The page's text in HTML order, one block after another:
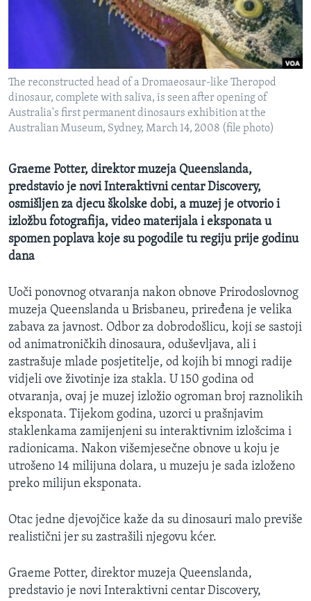
MAGAZIN
Learning English
PRATITE NAS
Jezici
The reconstructed head of a Dromaeosaur-like Theropod
dinosaur, complete with saliva, is seen after opening of
Australia's first permanent dinosaurs exhibition at the
Australian Museum, Sydney, March 14, 2008 (file photo)
Graeme Potter, direktor muzeja Queenslanda,
predstavio je novi Interaktivni centar Discovery,
osmišljen za djecu školske dobi, a muzej je otvorio i
izložbu fotografija, video materijala i eksponata u
spomen poplava koje su pogodile tu regiju prije godinu
dana
Uoči ponovnog otvaranja nakon obnove Prirodoslovnog
muzeja Queenslanda u Brisbaneu, priređena je velika
zabava za javnost. Odbor za dobrodošlicu, koji se sastoji
od animatroničkih dinosaura, oduševljava, ali i
zastrašuje mlade posjetitelje, od kojih bi mnogi radije
vidjeli ove životinje iza stakla. U 150 godina od
otvaranja, ovaj je muzej izložio ogroman broj raznolikih
eksponata. Tijekom godina, uzorci u prašnjavim
staklenkama zamijenjeni su interaktivnim izlošcima i
radionicama. Nakon višemjesečne obnove u koju je
utrošeno 14 milijuna dolara, u muzeju je sada izloženo
preko milijun eksponata.
Otac jedne djevojčice kaže da su dinosauri malo previše
realistični jer su zastrašili njegovu kćer.
Graeme Potter, direktor muzeja Queenslanda,
predstavio je novi Interaktivni centar Discovery,